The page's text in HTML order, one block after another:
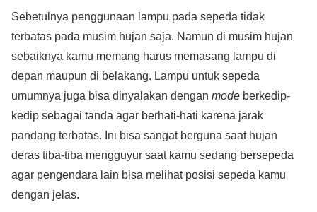
Sebetulnya penggunaan lampu pada sepeda tidak
terbatas pada musim hujan saja. Namun di musim hujan
sebaiknya kamu memang harus memasang lampu di
depan maupun di belakang. Lampu untuk sepeda
umumnya juga bisa dinyalakan dengan mode berkedip-
kedip sebagai tanda agar berhati-hati karena jarak
pandang terbatas. Ini bisa sangat berguna saat hujan
deras tiba-tiba mengguyur saat kamu sedang bersepeda
agar pengendara lain bisa melihat posisi sepeda kamu
dengan jelas.